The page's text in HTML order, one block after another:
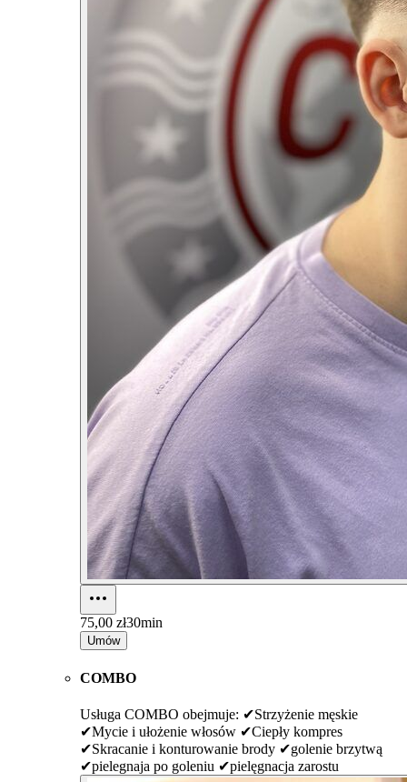
75,00 zł30min
Umów
COMBO
Usługa COMBO obejmuje: ✔Strzyżenie męskie
✔Mycie i ułożenie włosów ✔Ciepły kompres
✔Skracanie i konturowanie brody ✔golenie brzytwą
✔pielegnaja po goleniu ✔pielęgnacja zarostu